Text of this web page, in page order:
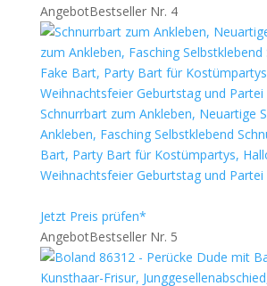
AngebotBestseller Nr. 4
Schnurrbart zum Ankleben, Neuartige
Ankleben, Fasching Selbstklebend
Bart, Party Bart für Kostümpartys,
Weihnachtsfeier Geburtstag und Partei
Jetzt Preis prüfen*
AngebotBestseller Nr. 5